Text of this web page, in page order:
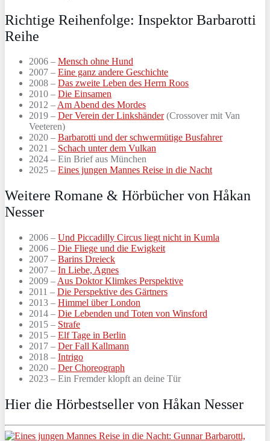
Richtige Reihenfolge: Inspektor Barbarotti
Reihe
2006 – Mensch ohne Hund
2007 – Eine ganz andere Geschichte
2008 – Das zweite Leben des Herrn Roos
2010 – Die Einsamen
2012 –Am Abend des Mordes
2019 – Der Verein der Linkshänder(Crossover mit Van
Veeteren)
2020 – Barbarotti und der schwermütige Busfahrer
2021 – Schach unter dem Vulkan
2024 – Ein Brief aus München
2025 – Eines jungen Mannes Reise in die Nacht
Weitere Romane & Hörbücher von Håkan
Nesser
2006 – Und Piccadilly Circus liegt nicht in Kumla
2006 – Die Fliege und die Ewigkeit
2007 – Barins Dreieck
2007 – In Liebe, Agnes
2009 – Aus Doktor Klimkes Perspektive
2011 – Die Perspektive des Gärtners
2013 – Himmel über London
2014 – Die Lebenden und Toten von Winsford
2015 – Strafe
2015 – Elf Tage in Berlin
2017 – Der Fall Kallmann
2018 – Intrigo
2020 – Der Choreograph
2023 – Ein Fremder klopft an deine Tür
Hier die Hörbestseller von Håkan Nesser